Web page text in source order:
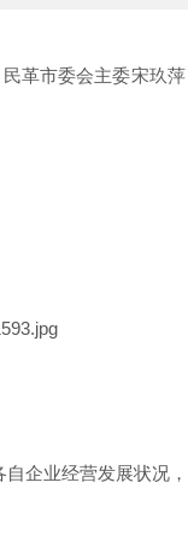
革市委会主委宋玖
企业经营发展状况